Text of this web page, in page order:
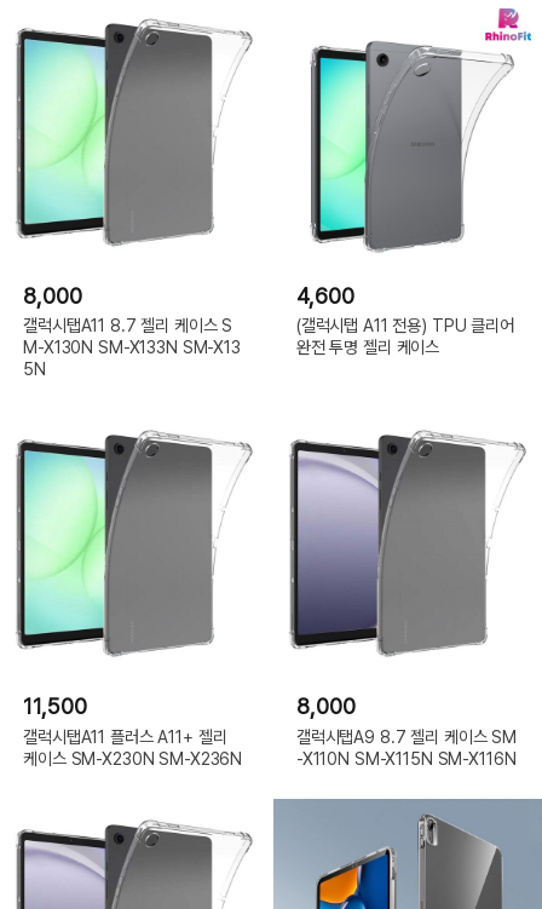
8,000
갤럭시탭A11 8.7 젤리 케이스 S
M-X130N SM-X133N SM-X13
5N
4,600
(갤럭시탭 A11 전용) TPU 클리어
완전 투명 젤리 케이스
11,500
갤럭시탭A11 플러스 A11+ 젤리
케이스 SM-X230N SM-X236N
8,000
갤럭시탭A9 8.7 젤리 케이스 SM
-X110N SM-X115N SM-X116N